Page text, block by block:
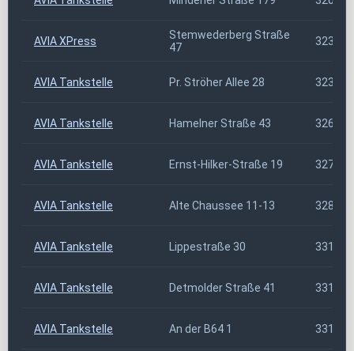
AVIA XPress
Stemwederberg Straße
47
32351
AVIA Tankstelle Pr. Ströher Allee 28 32369
AVIA Tankstelle Hamelner Straße 43 32683
AVIA Tankstelle Ernst-Hilker-Straße 19 32758
AVIA Tankstelle Alte Chaussee 11-13 32825
AVIA Tankstelle Lippestraße 30 33154
AVIA Tankstelle Detmolder Straße 41 33161
AVIA Tankstelle An der B64 1 33184